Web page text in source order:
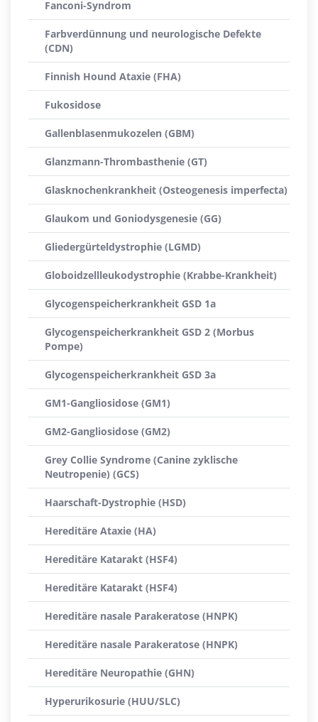
Fanconi-Syndrom
Farbverdünnung und neurologische Defekte
(CDN)
Finnish Hound Ataxie (FHA)
Fukosidose
Gallenblasenmukozelen (GBM)
Glanzmann-Thrombasthenie (GT)
Glasknochenkrankheit (Osteogenesis imperfecta)
Glaukom und Goniodysgenesie (GG)
Gliedergürteldystrophie (LGMD)
Globoidzellleukodystrophie (Krabbe-Krankheit)
Glycogenspeicherkrankheit GSD 1a
Glycogenspeicherkrankheit GSD 2 (Morbus
Pompe)
Glycogenspeicherkrankheit GSD 3a
GM1-Gangliosidose (GM1)
GM2-Gangliosidose (GM2)
Grey Collie Syndrome (Canine zyklische
Neutropenie) (GCS)
Haarschaft-Dystrophie (HSD)
Hereditäre Ataxie (HA)
Hereditäre Katarakt (HSF4)
Hereditäre Katarakt (HSF4)
Hereditäre nasale Parakeratose (HNPK)
Hereditäre nasale Parakeratose (HNPK)
Hereditäre Neuropathie (GHN)
Hyperurikosurie (HUU/SLC)